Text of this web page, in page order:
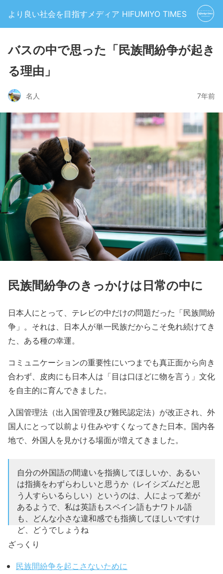
より良い社会を目指すメディア HIFUMIYO TIMES
バスの中で思った「民族間紛争が起き
る理由」
名人 7年前
民族間紛争のきっかけは日常の中に
日本人にとって、テレビの中だけの問題だった「民族間紛
争」。それは、日本人が単一民族だからこそ免れ続けてき
た、ある種の幸運。
コミュニケーションの重要性にいつまでも真正面から向き
合わず、皮肉にも日本人は「目は口ほどに物を言う」文化
を自主的に育んできました。
入国管理法（出入国管理及び難民認定法）が改正され、外
国人にとって以前より住みやすくなってきた日本。国内各
地で、外国人を見かける場面が増えてきました。
自分の外国語の間違いを指摘してほしいか、あるい
は指摘をわずらわしいと思うか（レイシズムだと思
う人すらいるらしい）というのは、人によって差が
あるようで、私は英語もスペイン語もナワトル語
も、どんな小さな違和感でも指摘してほしいですけ
ど、どうでしょうね
— Mitchara (@Mitchara)
ざっくり
民族間紛争を起こさないために